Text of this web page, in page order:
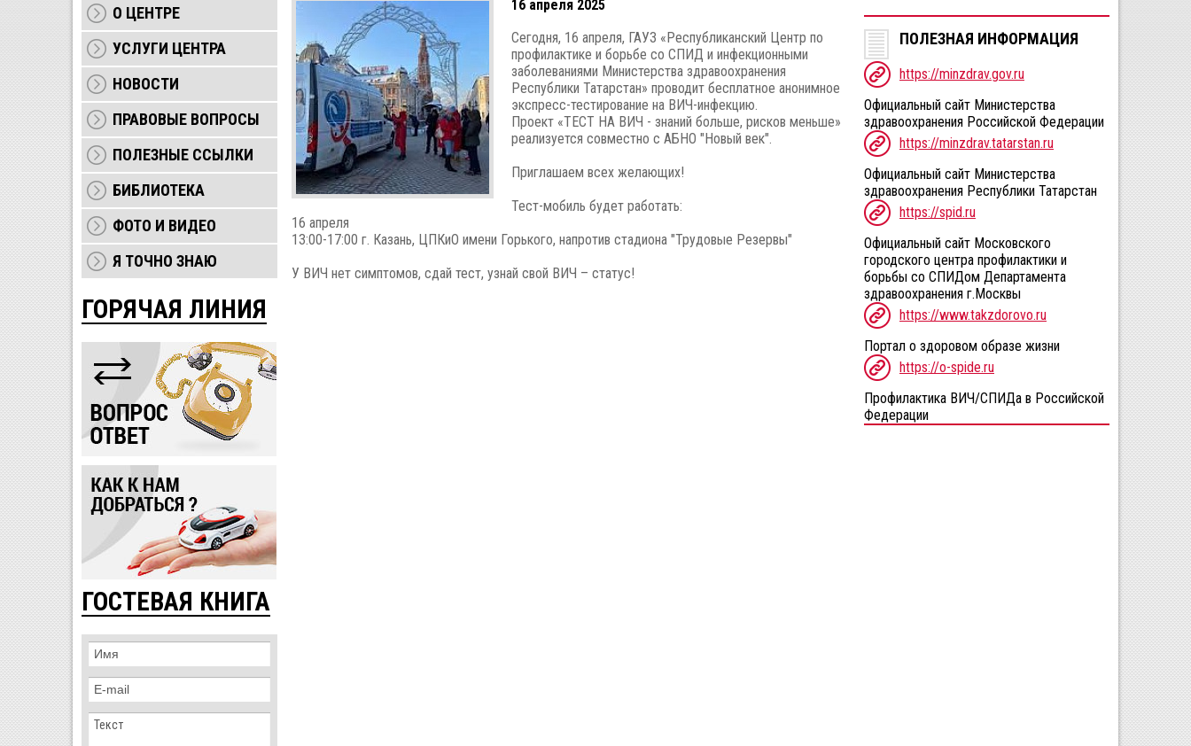
О ЦЕНТРЕ
УСЛУГИ ЦЕНТРА
НОВОСТИ
ПРАВОВЫЕ ВОПРОСЫ
ПОЛЕЗНЫЕ ССЫЛКИ
БИБЛИОТЕКА
ФОТО И ВИДЕО
Я ТОЧНО ЗНАЮ
ГОРЯЧАЯ ЛИНИЯ
ГОСТЕВАЯ КНИГА
ПОЛЕЗНАЯ ИНФОРМАЦИЯ
https://minzdrav.gov.ru
Официальный сайт Министерства
здравоохранения Российской Федерации
https://minzdrav.tatarstan.ru
Официальный сайт Министерства
здравоохранения Республики Татарстан
https://spid.ru
Официальный сайт Московского
городского центра профилактики и
борьбы со СПИДом Департамента
здравоохранения г.Москвы
https://www.takzdorovo.ru
Портал о здоровом образе жизни
https://o-spide.ru
Профилактика ВИЧ/СПИДа в Российской
Федерации
16 апреля 2025
Сегодня, 16 апреля, ГАУЗ «Республиканский Центр по
профилактике и борьбе со СПИД и инфекционными
заболеваниями Министерства здравоохранения
Республики Татарстан» проводит бесплатное анонимное
экспресс-тестирование на ВИЧ-инфекцию.
Проект «ТЕСТ НА ВИЧ - знаний больше, рисков меньше»
реализуется совместно с АБНО "Новый век".
Приглашаем всех желающих!
Тест-мобиль будет работать:
16 апреля
13:00-17:00 г. Казань, ЦПКиО имени Горького, напротив стадиона "Трудовые Резервы"
У ВИЧ нет симптомов, сдай тест, узнай свой ВИЧ – статус!